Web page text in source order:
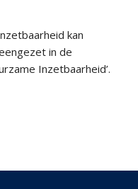
kan
in de
Inzetbaarheid’.